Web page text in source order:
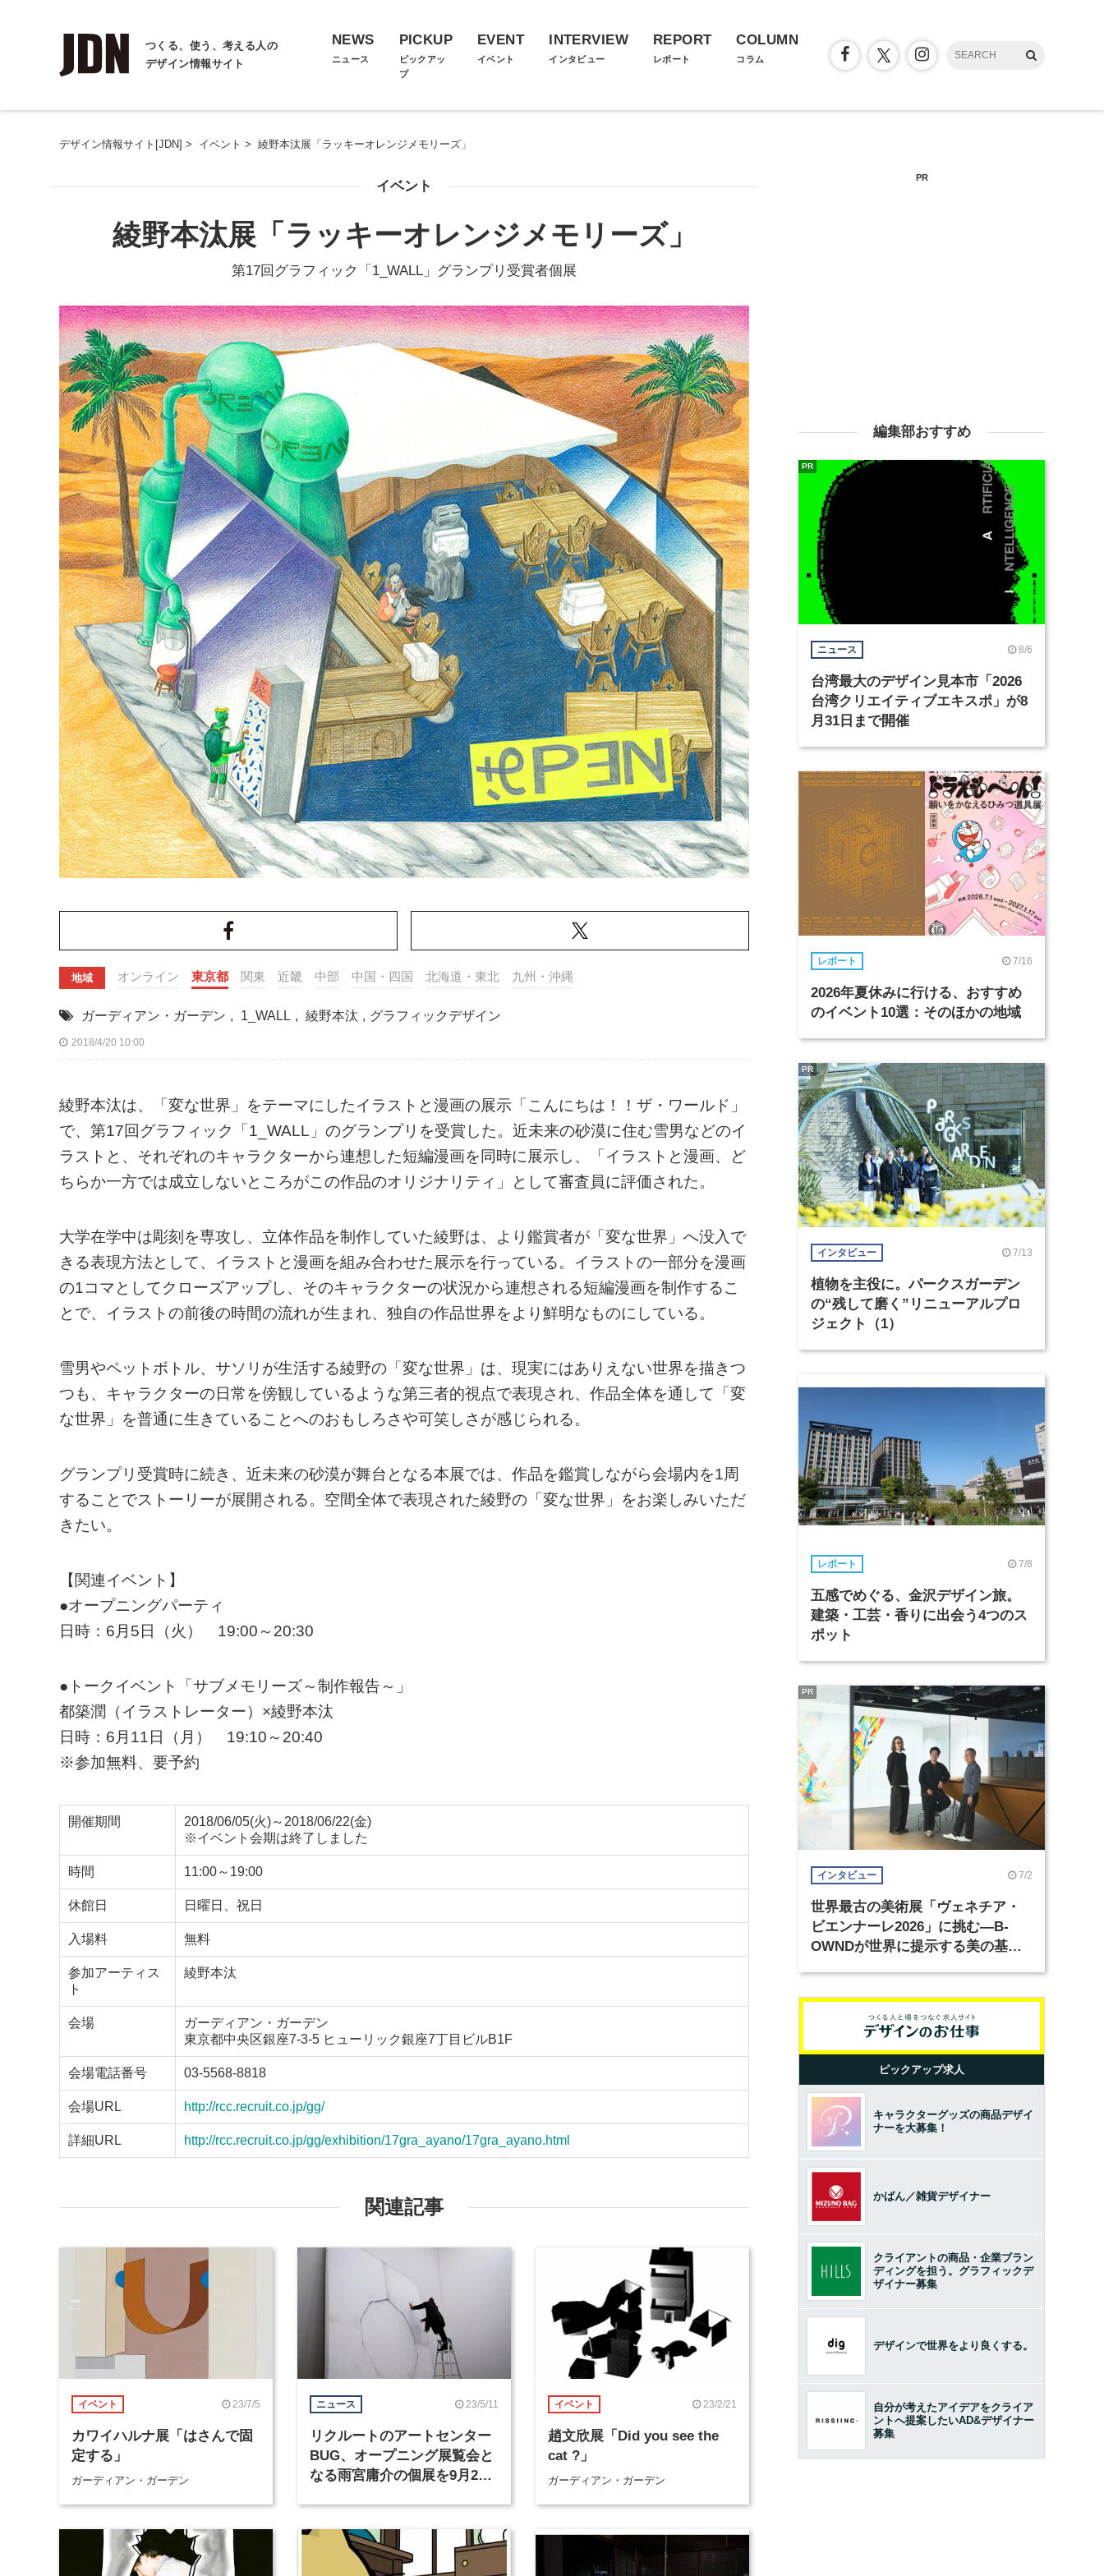
つくる、使う、考える人の
デザイン情報サイト
NEWS
ニュース
PICKUP
ピックアッ
プ
EVENT
イベント
INTERVIEW
インタビュー
REPORT
レポート
COLUMN
コラム
デザイン情報サイト[JDN] > イベント > 綾野本汰展「ラッキーオレンジメモリーズ」
イベント
綾野本汰展「ラッキーオレンジメモリーズ」
第17回グラフィック「1_WALL」グランプリ受賞者個展
地域 オンライン 東京都 関東 近畿 中部 中国・四国 北海道・東北 九州・沖縄
ガーディアン・ガーデン , 1_WALL , 綾野本汰 , グラフィックデザイン
2018/4/20 10:00
綾野本汰は、「変な世界」をテーマにしたイラストと漫画の展示「こんにちは！！ザ・ワールド」
で、第17回グラフィック「1_WALL」のグランプリを受賞した。近未来の砂漠に住む雪男などのイ
ラストと、それぞれのキャラクターから連想した短編漫画を同時に展示し、「イラストと漫画、ど
ちらか一方では成立しないところがこの作品のオリジナリティ」として審査員に評価された。
大学在学中は彫刻を専攻し、立体作品を制作していた綾野は、より鑑賞者が「変な世界」へ没入で
きる表現方法として、イラストと漫画を組み合わせた展示を行っている。イラストの一部分を漫画
の1コマとしてクローズアップし、そのキャラクターの状況から連想される短編漫画を制作するこ
とで、イラストの前後の時間の流れが生まれ、独自の作品世界をより鮮明なものにしている。
雪男やペットボトル、サソリが生活する綾野の「変な世界」は、現実にはありえない世界を描きつ
つも、キャラクターの日常を傍観しているような第三者的視点で表現され、作品全体を通して「変
な世界」を普通に生きていることへのおもしろさや可笑しさが感じられる。
グランプリ受賞時に続き、近未来の砂漠が舞台となる本展では、作品を鑑賞しながら会場内を1周
することでストーリーが展開される。空間全体で表現された綾野の「変な世界」をお楽しみいただ
きたい。
【関連イベント】
●オープニングパーティ
日時：6月5日（火） 19:00～20:30
●トークイベント「サブメモリーズ～制作報告～」
都築潤（イラストレーター）×綾野本汰
日時：6月11日（月） 19:10～20:40
※参加無料、要予約
開催期間
2018/06/05(火)～2018/06/22(金)
※イベント会期は終了しました
時間 11:00～19:00
休館日 日曜日、祝日
入場料 無料
参加アーティス
ト
綾野本汰
会場
ガーディアン・ガーデン
東京都中央区銀座7-3-5 ヒューリック銀座7丁目ビルB1F
会場電話番号 03-5568-8818
会場URL http://rcc.recruit.co.jp/gg/
詳細URL http://rcc.recruit.co.jp/gg/exhibition/17gra_ayano/17gra_ayano.html
関連記事
イベント 23/7/5
カワイハルナ展「はさんで固
定する」
ガーディアン・ガーデン
ニュース 23/5/11
リクルートのアートセンター
BUG、オープニング展覧会と
なる雨宮庸介の個展を9月20
イベント 23/2/21
趙文欣展「Did you see the
cat ?」
ガーディアン・ガーデン
PR
編集部おすすめ
ニュース 8/6
台湾最大のデザイン見本市「2026
台湾クリエイティブエキスポ」が8
月31日まで開催
PR
レポート 7/16
2026年夏休みに行ける、おすすめ
のイベント10選：そのほかの地域
インタビュー 7/13
植物を主役に。パークスガーデン
の“残して磨く”リニューアルプロ
ジェクト（1）
PR
レポート 7/8
五感でめぐる、金沢デザイン旅。
建築・工芸・香りに出会う4つのス
ポット
インタビュー 7/2
世界最古の美術展「ヴェネチア・
ビエンナーレ2026」に挑む―B-
OWNDが世界に提示する美の基準
PR
ピックアップ求人
キャラクターグッズの商品デザイ
ナーを大募集！
かばん／雑貨デザイナー
クライアントの商品・企業ブラン
ディングを担う。グラフィックデ
ザイナー募集
デザインで世界をより良くする。
自分が考えたアイデアをクライア
ントへ提案したいAD&デザイナー
募集